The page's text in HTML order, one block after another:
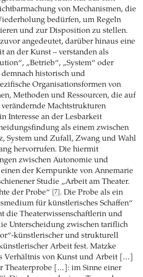
von Mechanismen, die
bedürfen, um Regeln
und zur Disposition zu stellen.
angedeutet, darüber hinaus eine
an der Kunst – verstanden als
„Betrieb“, „System“ oder
historisch und
Organisationsformen von
Methoden und Ressourcen, die auf
Machtstrukturen
Interesse an der Lesbarkeit
als einem zwischen
System und Zufall, Zwang und Wahl
hervorrufen. Die hiermit
zwischen Autonomie und
der Kernpunkte von Annemarie
Studie „Arbeit am Theater.
der Probe“
[7] . Die Probe als ein
für künstlerisches Schaffen“
die Theaterwissenschaftlerin und
Unterscheidung zwischen tariflich
künstlerischer und strukturell
Arbeit fest. Matzke
Verhältnis von Kunst und Arbeit […]
Theaterprobe […]: im Sinne einer